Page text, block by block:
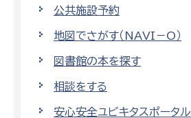
公共施設予約
地図でさがす（NAVI－O）
図書館の本を探す
相談をする
安心安全ユビキタスポータル